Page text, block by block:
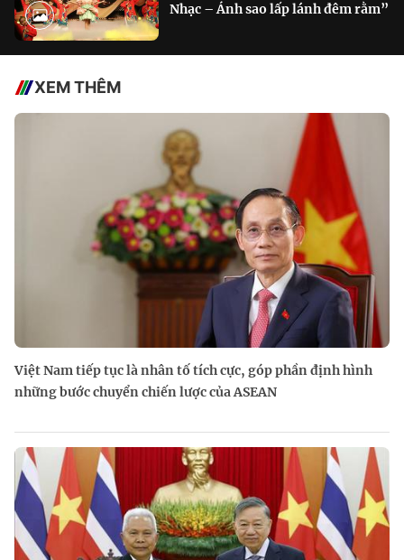
Nhạc – Ánh sao lấp lánh đêm rằm”
XEM THÊM
Việt Nam tiếp tục là nhân tố tích cực, góp phần định hình
những bước chuyển chiến lược của ASEAN